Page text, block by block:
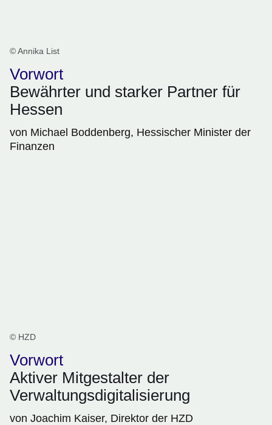
© Annika List
Vorwort
Bewährter und starker Partner für
Hessen
von Michael Boddenberg, Hessischer Minister der
Finanzen
© HZD
Vorwort
Aktiver Mitgestalter der
Verwaltungsdigitalisierung
von Joachim Kaiser, Direktor der HZD